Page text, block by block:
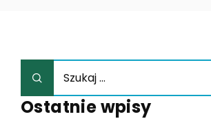
Ostatnie wpisy